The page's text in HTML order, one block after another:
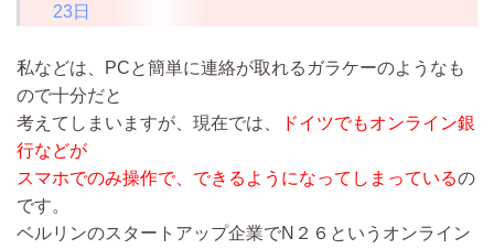
23日
私などは、PCと簡単に連絡が取れるガラケーのようなも
ので十分だと
考えてしまいますが、現在では、
ドイツでもオンライン銀
行などが
スマホでのみ操作で、できるようになってしまっているの
です。
ベルリンのスタートアップ企業でN２６というオンライン